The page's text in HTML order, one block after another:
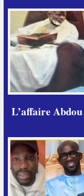
L’affaire